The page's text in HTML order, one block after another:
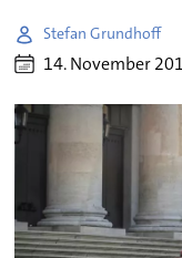
Stefan Grundhoff
14. November